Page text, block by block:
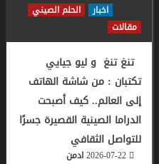
اخبار
الحلم الصيني
مقالات
تنغ تنغ و ليو جيايي
تكتبان : من شاشة الهاتف
إلى العالم.. كيف أصبحت
الدراما الصينية القصيرة جسرًا
للتواصل الثقافي
ادمن